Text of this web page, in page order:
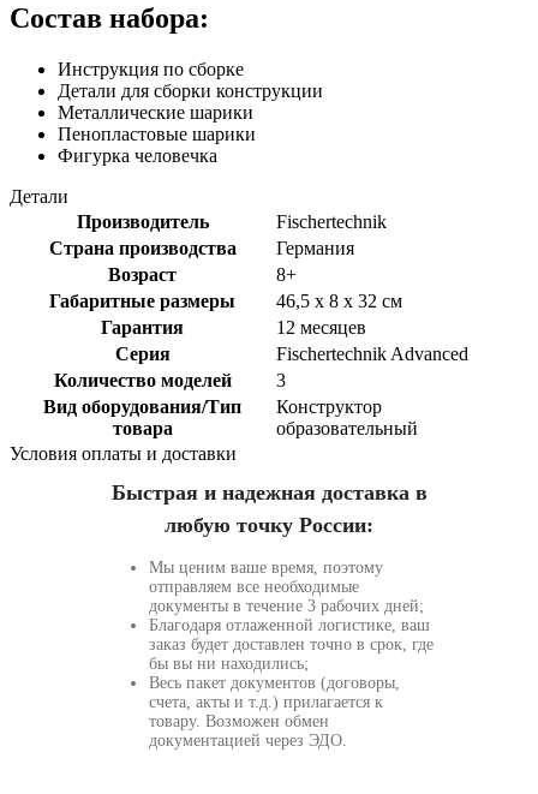
Состав набора:
Инструкция по сборке
Детали для сборки конструкции
Металлические шарики
Пенопластовые шарики
Фигурка человечка
Детали
Производитель
Fischertechnik
Страна производства
Германия
Возраст
8+
Габаритные размеры
46,5 x 8 x 32 см
Гарантия
12 месяцев
Серия
Fischertechnik Advanced
Количество моделей
3
Вид оборудования/Тип
товара
Конструктор
образовательный
Условия оплаты и доставки
Быстрая и надежная доставка в
любую точку России:
Мы ценим ваше время, поэтому
отправляем все необходимые
документы в течение 3 рабочих дней;
Благодаря отлаженной логистике, ваш
заказ будет доставлен точно в срок, где
бы вы ни находились;
Весь пакет документов (договоры,
счета, акты и т.д.) прилагается к
товару. Возможен обмен
документацией через ЭДО.